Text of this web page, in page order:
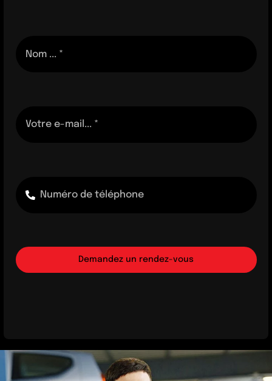
Demandez un rendez-vous